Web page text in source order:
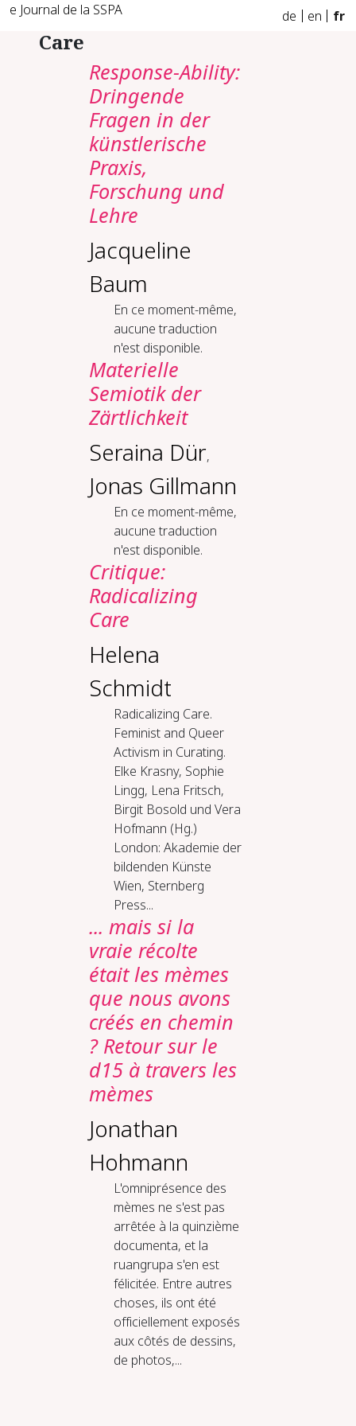
e Journal de la SSPA de en fr
Care
Response-Ability:
Dringende
Fragen in der
künstlerische
Praxis,
Forschung und
Lehre
Jacqueline
Baum
En ce moment-même,
aucune traduction
n'est disponible.
Materielle
Semiotik der
Zärtlichkeit
Seraina Dür,
Jonas Gillmann
En ce moment-même,
aucune traduction
n'est disponible.
Critique:
Radicalizing
Care
Helena
Schmidt
Radicalizing Care.
Feminist and Queer
Activism in Curating.
Elke Krasny, Sophie
Lingg, Lena Fritsch,
Birgit Bosold und Vera
Hofmann (Hg.)
London: Akademie der
bildenden Künste
Wien, Sternberg
Press...
... mais si la
vraie récolte
était les mèmes
que nous avons
créés en chemin
? Retour sur le
d15 à travers les
mèmes
Jonathan
Hohmann
L'omniprésence des
mèmes ne s'est pas
arrêtée à la quinzième
documenta, et la
ruangrupa s'en est
félicitée. Entre autres
choses, ils ont été
officiellement exposés
aux côtés de dessins,
de photos,...